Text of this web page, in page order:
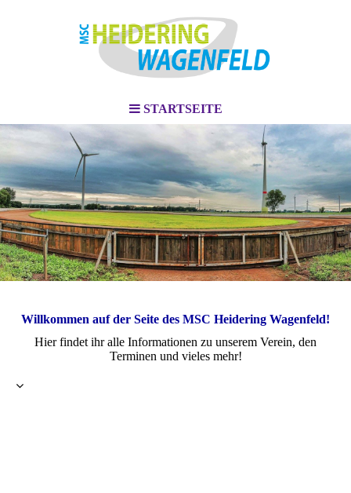
STARTSEITE
Willkommen auf der Seite des MSC Heidering Wagenfeld!
Hier findet ihr alle Informationen zu unserem Verein, den
Terminen und vieles mehr!